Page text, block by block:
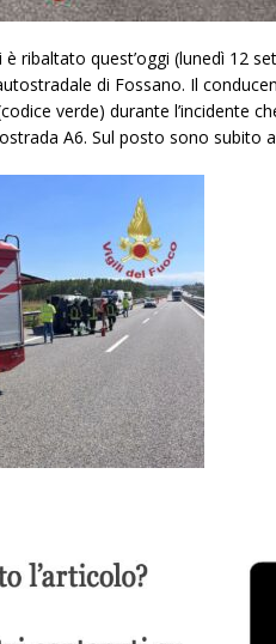
è ribaltato quest’oggi (lunedì 12
di Fossano. Il
verde) durante l’incidente
A6. Sul posto sono subito